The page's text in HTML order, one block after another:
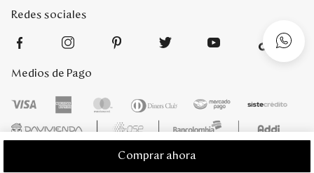
Comprar ahora
Redes sociales
Medios de Pago
Mario Hernández 2022. Derechos reservados. Desarrollado por